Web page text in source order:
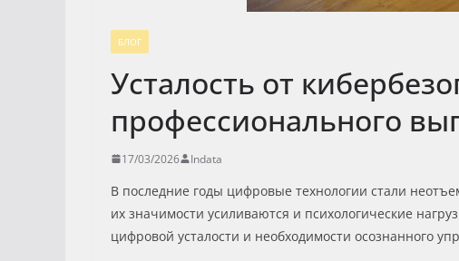
БЛОГ
Усталость от
профессионального
17/03/2026 Indata
В последние годы цифровые технологии стали
их значимости усиливаются и психологические
цифровой усталости и необходимости осознанного